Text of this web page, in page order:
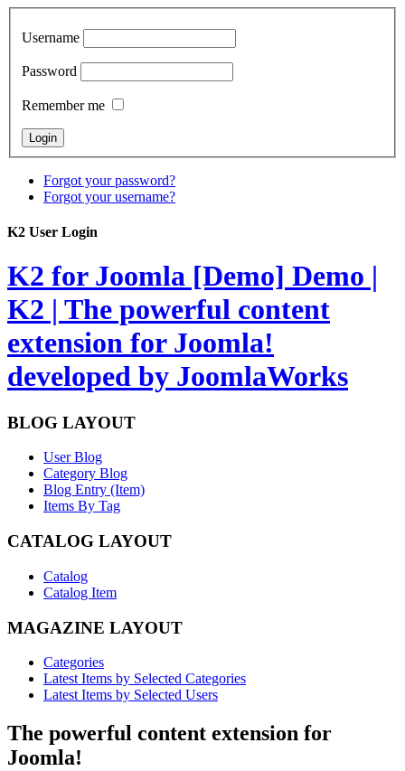
Username
Password
Remember me
Forgot your password?
Forgot your username?
K2 User Login
K2 for Joomla [Demo] Demo |
K2 | The powerful content
extension for Joomla!
developed by JoomlaWorks
BLOG LAYOUT
User Blog
Category Blog
Blog Entry (Item)
Items By Tag
CATALOG LAYOUT
Catalog
Catalog Item
MAGAZINE LAYOUT
Categories
Latest Items by Selected Categories
Latest Items by Selected Users
The powerful content extension for
Joomla!